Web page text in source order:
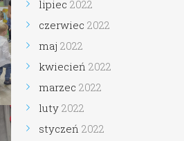
lipiec 2022
czerwiec 2022
maj 2022
kwiecień 2022
marzec 2022
luty 2022
styczeń 2022